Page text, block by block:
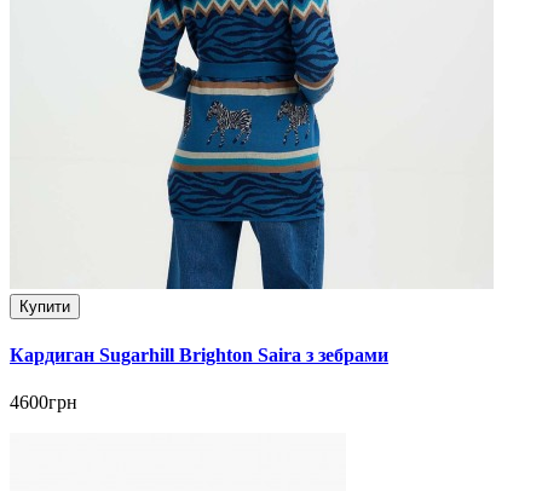
Купити
Кардиган Sugarhill Brighton Saira з зебрами
4600грн